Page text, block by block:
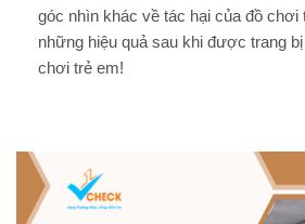
góc nhìn khác về tác hại của đồ chơi
những hiệu quả sau khi được trang
chơi trẻ em!